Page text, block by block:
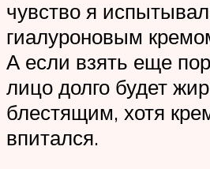
чувство я
гиалуроновым
А если взять еще
лицо долго будет
блестящим, хотя
впитался.